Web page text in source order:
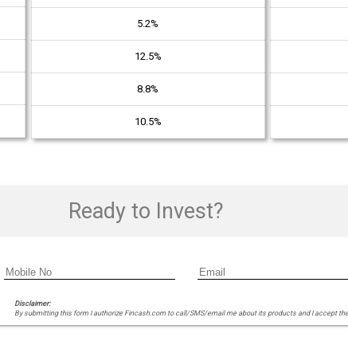
5.2%
12.5%
8.8%
10.5%
Ready to Invest?
Disclaimer:
By submitting this form I authorize Fincash.com to call/SMS/email me about its products and I accept